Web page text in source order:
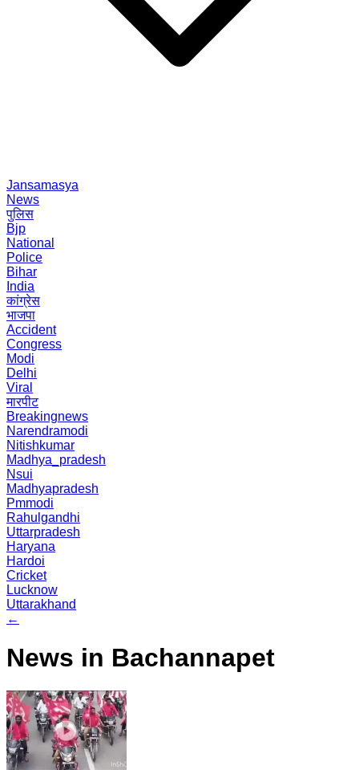
Jansamasya
News
पुलिस
Bjp
National
Police
Bihar
India
कांग्रेस
भाजपा
Accident
Congress
Modi
Delhi
Viral
मारपीट
Breakingnews
Narendramodi
Nitishkumar
Madhya_pradesh
Nsui
Madhyapradesh
Pmmodi
Rahulgandhi
Uttarpradesh
Haryana
Hardoi
Cricket
Lucknow
Uttarakhand
←
News in Bachannapet